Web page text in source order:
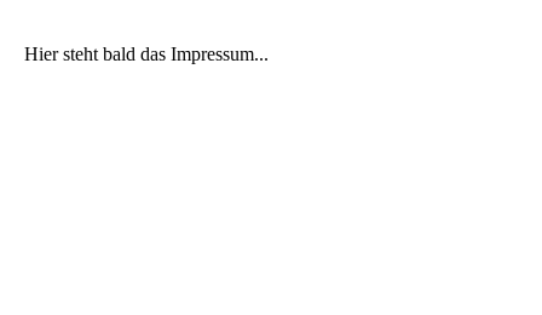
Hier steht bald das Impressum...